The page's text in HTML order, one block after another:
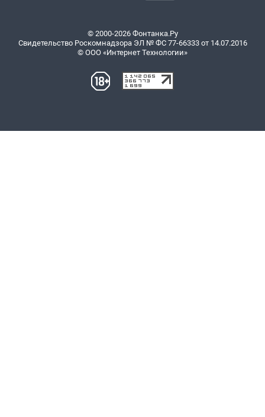
© 2000-2026 Фонтанка.Ру
Свидетельство Роскомнадзора ЭЛ № ФС 77-66333 от 14.07.2016
© ООО «Интернет Технологии»